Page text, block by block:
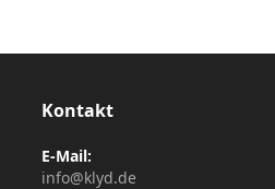
Kontakt
E-Mail:
info@klyd.de